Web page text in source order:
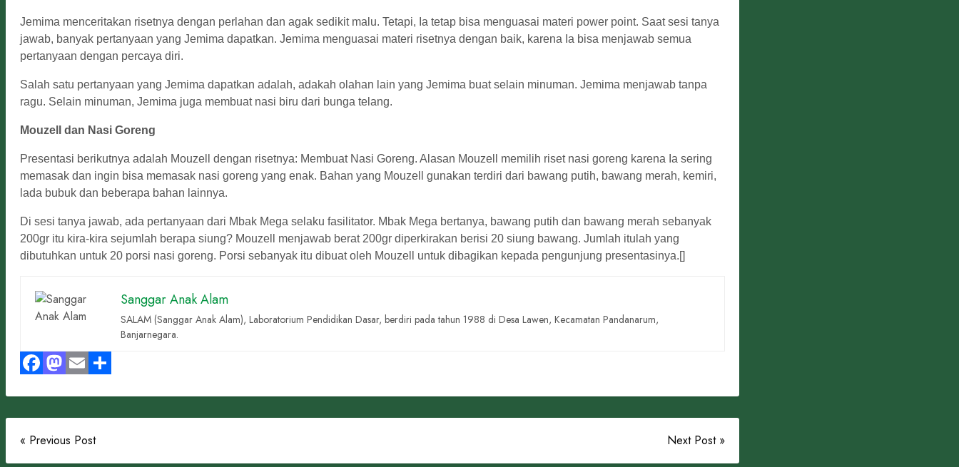
Jemima menceritakan risetnya dengan perlahan dan agak sedikit malu. Tetapi, Ia tetap bisa menguasai materi power point. Saat sesi tanya
jawab, banyak pertanyaan yang Jemima dapatkan. Jemima menguasai materi risetnya dengan baik, karena Ia bisa menjawab semua
pertanyaan dengan percaya diri.
Salah satu pertanyaan yang Jemima dapatkan adalah, adakah olahan lain yang Jemima buat selain minuman. Jemima menjawab tanpa
ragu. Selain minuman, Jemima juga membuat nasi biru dari bunga telang.
Mouzell dan Nasi Goreng
Presentasi berikutnya adalah Mouzell dengan risetnya: Membuat Nasi Goreng. Alasan Mouzell memilih riset nasi goreng karena Ia sering
memasak dan ingin bisa memasak nasi goreng yang enak. Bahan yang Mouzell gunakan terdiri dari bawang putih, bawang merah, kemiri,
lada bubuk dan beberapa bahan lainnya.
Di sesi tanya jawab, ada pertanyaan dari Mbak Mega selaku fasilitator. Mbak Mega bertanya, bawang putih dan bawang merah sebanyak
200gr itu kira-kira sejumlah berapa siung? Mouzell menjawab berat 200gr diperkirakan berisi 20 siung bawang. Jumlah itulah yang
dibutuhkan untuk 20 porsi nasi goreng. Porsi sebanyak itu dibuat oleh Mouzell untuk dibagikan kepada pengunjung presentasinya.[]
Sanggar Anak Alam
SALAM (Sanggar Anak Alam), Laboratorium Pendidikan Dasar, berdiri pada tahun 1988 di Desa Lawen, Kecamatan Pandanarum,
Banjarnegara.
« Previous Post Next Post »